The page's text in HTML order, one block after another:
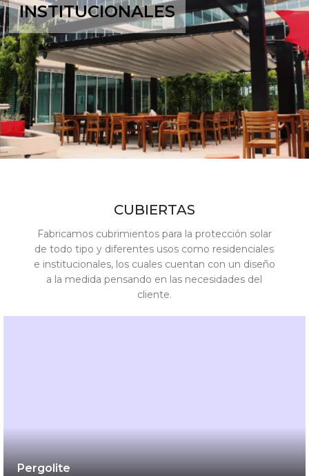
INSTITUCIONALES
CUBIERTAS
Fabricamos cubrimientos para la protección solar
de todo tipo y diferentes usos como residenciales
e institucionales, los cuales cuentan con un diseño
a la medida pensando en las necesidades del
cliente.
Pergolite